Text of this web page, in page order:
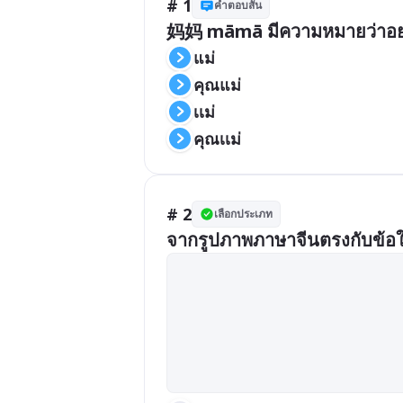
# 1 คำตอบสั้น
แม่
คุณแม่
เเม่
คุณเเม่
# 2 เลือกประเภท
จากรูปภาพภาษาจีนตรงกับข้อ